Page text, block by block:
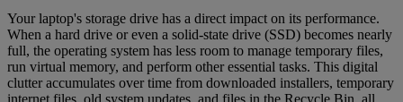
Your laptop's storage drive has a direct impact on its performance.
When a hard drive or even a solid-state drive (SSD) becomes nearly
full, the operating system has less room to manage temporary files,
run virtual memory, and perform other essential tasks. This digital
clutter accumulates over time from downloaded installers, temporary